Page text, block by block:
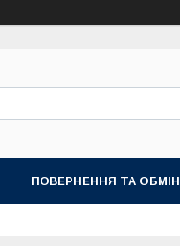
ПОВЕРНЕННЯ ТА ОБМІН